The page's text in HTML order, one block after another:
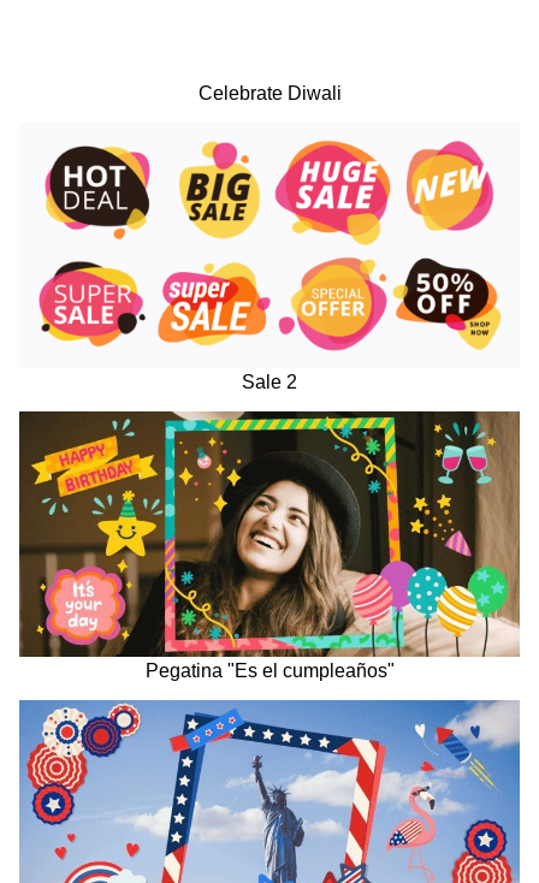
Celebrate Diwali
Sale 2
Pegatina "Es el cumpleaños"